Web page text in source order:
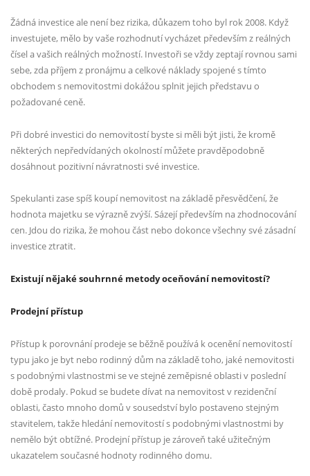
Žádná investice ale není bez rizika, důkazem toho byl rok 2008. Když
investujete, mělo by vaše rozhodnutí vycházet především z reálných
čísel a vašich reálných možností. Investoři se vždy zeptají rovnou sami
sebe, zda příjem z pronájmu a celkové náklady spojené s tímto
obchodem s nemovitostmi dokážou splnit jejich představu o
požadované ceně.
Při dobré investici do nemovitostí byste si měli být jisti, že kromě
některých nepředvídaných okolností můžete pravděpodobně
dosáhnout pozitivní návratnosti své investice.
Spekulanti zase spíš koupí nemovitost na základě přesvědčení, že
hodnota majetku se výrazně zvýší. Sázejí především na zhodnocování
cen. Jdou do rizika, že mohou část nebo dokonce všechny své zásadní
investice ztratit.
Existují nějaké souhrnné metody oceňování nemovitostí?
Prodejní přístup
Přístup k porovnání prodeje se běžně používá k ocenění nemovitostí
typu jako je byt nebo rodinný dům na základě toho, jaké nemovitosti
s podobnými vlastnostmi se ve stejné zeměpisné oblasti v poslední
době prodaly. Pokud se budete dívat na nemovitost v rezidenční
oblasti, často mnoho domů v sousedství bylo postaveno stejným
stavitelem, takže hledání nemovitostí s podobnými vlastnostmi by
nemělo být obtížné. Prodejní přístup je zároveň také užitečným
ukazatelem současné hodnoty rodinného domu.